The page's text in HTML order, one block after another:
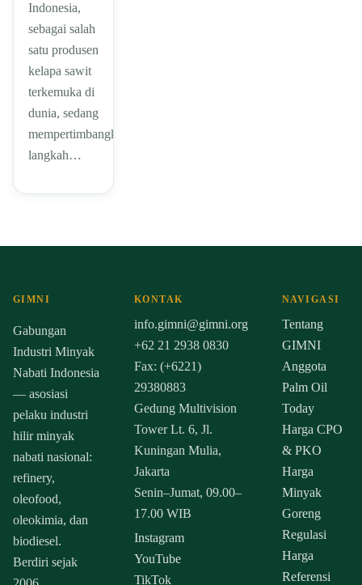
Indonesia,
sebagai salah
satu produsen
kelapa sawit
terkemuka di
dunia, sedang
mempertimbangkan
langkah…
GIMNI
Gabungan
Industri Minyak
Nabati Indonesia
— asosiasi
pelaku industri
hilir minyak
nabati nasional:
refinery,
oleofood,
oleokimia, dan
biodiesel.
Berdiri sejak
KONTAK
info.gimni@gimni.org
+62 21 2938 0830
Fax: (+6221)
29380883
Gedung Multivision
Tower Lt. 6, Jl.
Kuningan Mulia,
Jakarta
Senin–Jumat, 09.00–
17.00 WIB
Instagram
YouTube
TikTok
NAVIGASI
Tentang
GIMNI
Anggota
Palm Oil
Today
Harga CPO
& PKO
Harga
Minyak
Goreng
Regulasi
Harga
Referensi